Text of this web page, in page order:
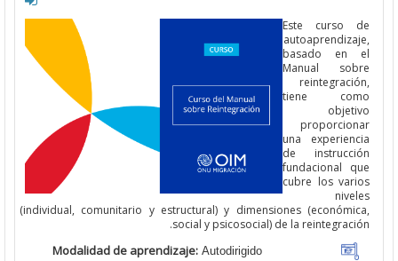
Este curso
basado
Manual
tiene
una
de
fundacional
cubre los
(individual, comunitario y estructural) y dimensiones
social y psicosocial) de la
Modalidad de aprendizaje:Autodirigido